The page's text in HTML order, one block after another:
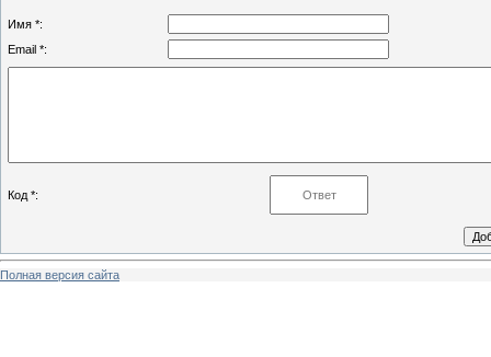
Имя *:
Email *:
Код *:
Полная версия сайта